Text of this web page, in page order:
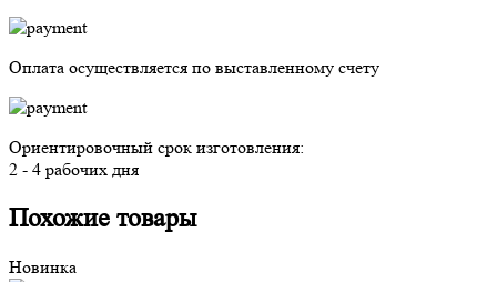
Оплата осуществляется по выставленному счету
Ориентировочный срок изготовления:
2 - 4 рабочих дня
Похожие товары
Новинка